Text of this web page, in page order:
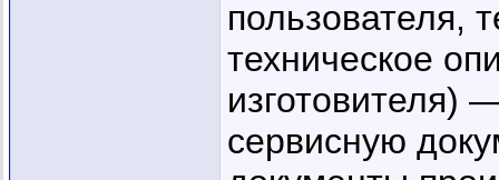
пользователя,
техническое
изготовителя)
сервисную